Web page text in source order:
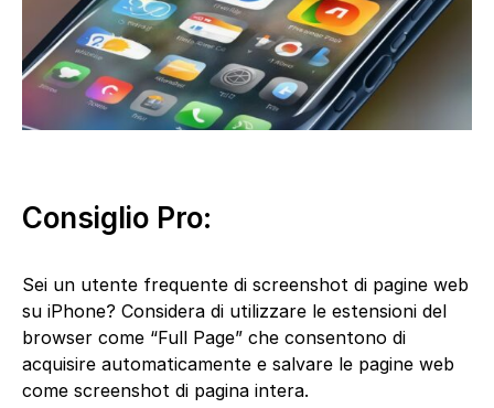
Consiglio Pro:
Sei un utente frequente di screenshot di pagine web
su iPhone? Considera di utilizzare le estensioni del
browser come “Full Page” che consentono di
acquisire automaticamente e salvare le pagine web
come screenshot di pagina intera.